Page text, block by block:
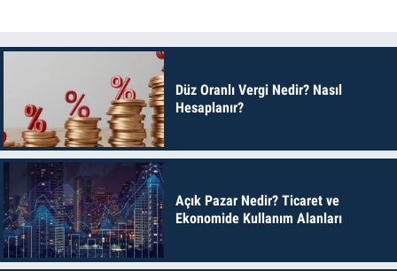
Düz Oranlı Vergi Nedir? Nasıl
Hesaplanır?
Açık Pazar Nedir? Ticaret ve
Ekonomide Kullanım Alanları